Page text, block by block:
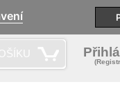
pobočky Technická